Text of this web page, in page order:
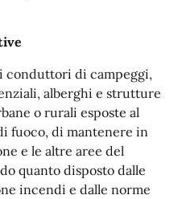
conduttori di campeggi,
alberghi e strutture
o rurali esposte al
fuoco, di mantenere in
e le altre aree del
quanto disposto dalle
incendi e dalle norme